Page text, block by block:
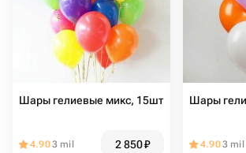
Шары гелиевые микс, 15шт
4.903 mil 2 850₽
Шары
4.903 mil